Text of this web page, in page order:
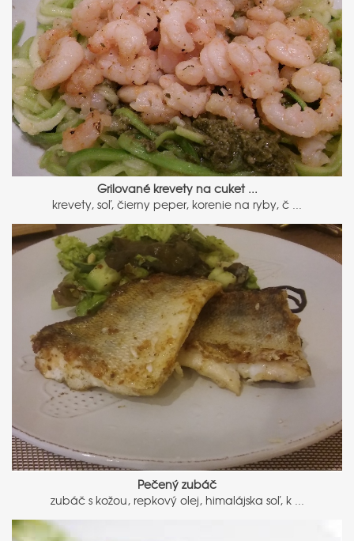
Grilované krevety na cuket ...
krevety, soľ, čierny peper, korenie na ryby, č ...
Pečený zubáč
zubáč s kožou, repkový olej, himalájska soľ, k ...